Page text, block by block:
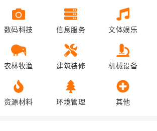
数码科技 信息服务 文体娱乐
农林牧渔 建筑装修 机械设备
资源材料 环境管理 其他